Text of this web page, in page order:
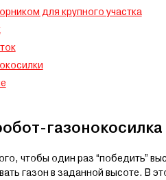
для крупного участка
газонокосилка
чтобы один раз “победить”
газон в заданной высоте. В